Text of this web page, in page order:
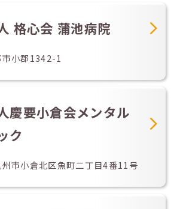
格心会 蒲池病院
小郡1342-1
慶要小倉会メンタル
ク
市小倉北区魚町二丁目4番11号